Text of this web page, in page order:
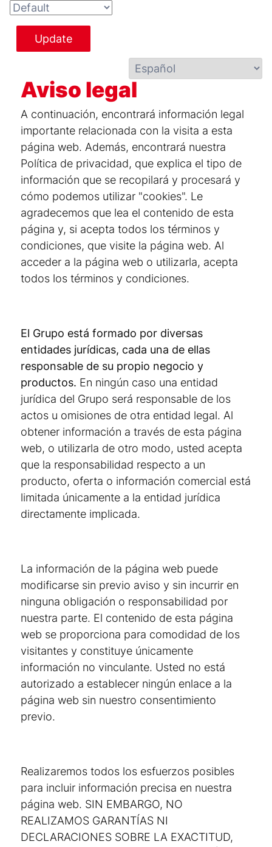
Update
Aviso legal
A continuación, encontrará información legal
importante relacionada con la visita a esta
página web. Además, encontrará nuestra
Política de privacidad, que explica el tipo de
información que se recopilará y procesará y
cómo podemos utilizar "cookies". Le
agradecemos que lea el contenido de esta
página y, si acepta todos los términos y
condiciones, que visite la página web. Al
acceder a la página web o utilizarla, acepta
todos los términos y condiciones.
El Grupo está formado por diversas
entidades jurídicas, cada una de ellas
responsable de su propio negocio y
productos. En ningún caso una entidad
jurídica del Grupo será responsable de los
actos u omisiones de otra entidad legal. Al
obtener información a través de esta página
web, o utilizarla de otro modo, usted acepta
que la responsabilidad respecto a un
producto, oferta o información comercial está
limitada únicamente a la entidad jurídica
directamente implicada.
La información de la página web puede
modificarse sin previo aviso y sin incurrir en
ninguna obligación o responsabilidad por
nuestra parte. El contenido de esta página
web se proporciona para comodidad de los
visitantes y constituye únicamente
información no vinculante. Usted no está
autorizado a establecer ningún enlace a la
página web sin nuestro consentimiento
previo.
Realizaremos todos los esfuerzos posibles
para incluir información precisa en nuestra
página web. SIN EMBARGO, NO
REALIZAMOS GARANTÍAS NI
DECLARACIONES SOBRE LA EXACTITUD,